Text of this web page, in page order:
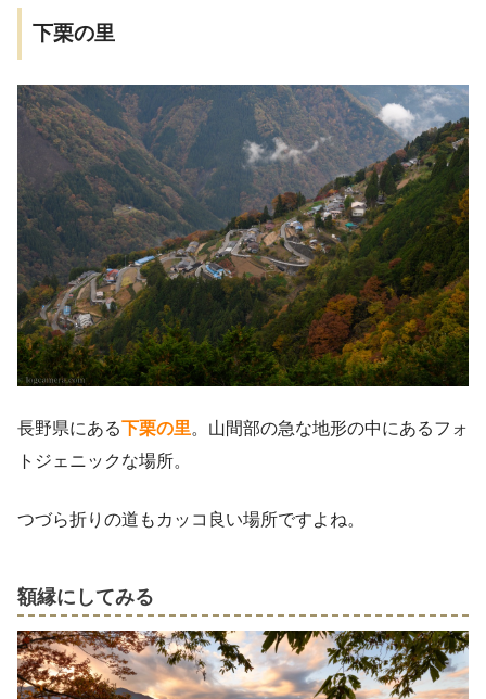
下栗の里
長野県にある下栗の里。山間部の急な地形の中にあるフォ
トジェニックな場所。
つづら折りの道もカッコ良い場所ですよね。
額縁にしてみる